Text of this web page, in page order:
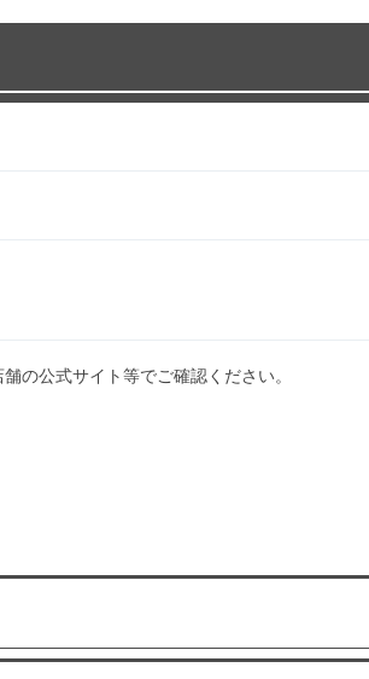
の公式サイト等でご確認ください。